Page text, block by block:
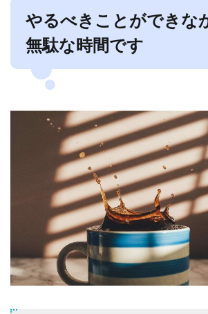
やるべきことができな
無駄な時間です